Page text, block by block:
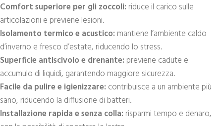
Comfort superiore per gli zoccoli: riduce il carico sulle
articolazioni e previene lesioni.
Isolamento termico e acustico: mantiene l’ambiente caldo
d’inverno e fresco d’estate, riducendo lo stress.
Superficie antiscivolo e drenante: previene cadute e
accumulo di liquidi, garantendo maggiore sicurezza.
Facile da pulire e igienizzare: contribuisce a un ambiente più
sano, riducendo la diffusione di batteri.
Installazione rapida e senza colla: risparmi tempo e denaro,